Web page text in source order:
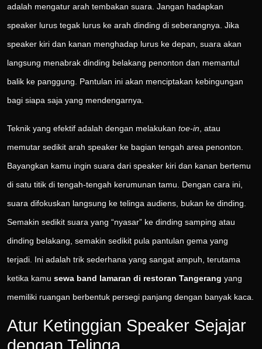
adalah mengatur arah tembakan suara. Jangan hadapkan
speaker lurus tegak lurus ke arah dinding di seberangnya. Jika
speaker kiri dan kanan menghadap lurus ke depan, suara akan
langsung menabrak dinding belakang penonton dan memantul
balik ke panggung. Pantulan ini akan menciptakan kebingungan
bagi siapa saja yang mendengarnya.
Teknik yang efektif adalah dengan melakukan toe-in , atau
memutar sedikit arah speaker ke bagian tengah area penonton.
Bayangkan kamu ingin suara dari speaker kiri dan kanan bertemu
di satu titik di tengah-tengah kerumunan tamu. Dengan cara ini,
suara difokuskan langsung ke telinga audiens, bukan ke dinding.
Semakin sedikit suara yang “nyasar” ke dinding samping atau
dinding belakang, semakin sedikit pula pantulan gema yang
terjadi. Ini adalah trik sederhana yang sangat ampuh, terutama
ketika kamu sewa band lamaran di restoran Tangerang yang
memiliki ruangan berbentuk persegi panjang dengan banyak kaca.
Atur Ketinggian Speaker Sejajar